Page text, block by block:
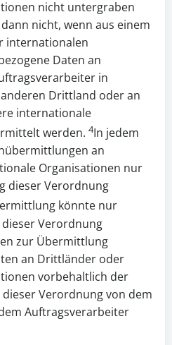
nicht untergraben
nicht, wenn aus einem
internationalen
Daten an
in
Drittland oder an
internationale
werden. 4In jedem
an
Organisationen nur
dieser Verordnung
könnte nur
Verordnung
zur Übermittlung
an Drittländer oder
vorbehaltlich der
Verordnung von dem
Auftragsverarbeiter